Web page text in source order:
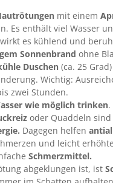
mit einem
Es enthält viel Wasser
es kühlend und
Sonnenbrand ohne
Duschen (ca. 25
Wichtig:
zwei Stunden.
wie möglich trinken.
oder Quaddeln sind
Dagegen helfen
und leicht
Schmerzmittel.
abgeklungen ist, ist